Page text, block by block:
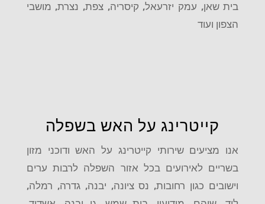
בית שאן, עמק יזרעאל, קיסריה, צפת, נצרת, מושבי
הצפון ועוד
קייטרינג על האש בשפלה
אנו מציעים שירותי קייטרינג על האש ודוכני מזון
בשריים לאירועים בכל אזור השפלה לרבות ערים
וישובים כגון רחובות, נס ציונה, יבנה, גדרה, רמלה,